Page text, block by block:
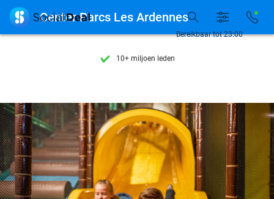
7 dagen per week beschikbaar
10+ miljoen leden
7 dagen per week beschikbaar
10+ miljoen leden
Bereikbaar tot 23:00
 Center Parcs Les Ardennes